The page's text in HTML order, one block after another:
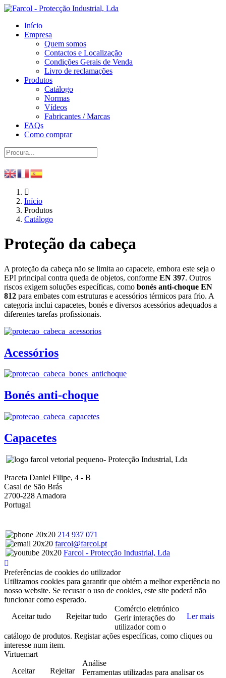
Início
Empresa
Quem somos
Contactos e Localização
Condições Gerais de Venda
Livro de reclamações
Produtos
Catálogo
Normas
Vídeos
Fabricantes / Marcas
FAQs
Como comprar
Início
Produtos
Catálogo
Proteção da cabeça
A proteção da cabeça não se limita ao capacete, embora este seja o
EPI principal contra queda de objetos, conforme EN 397. Outros
riscos exigem soluções específicas, como bonés anti‑choque EN
812 para embates com estruturas e acessórios térmicos para frio. A
categoria inclui capacetes, bonés e diversos acessórios adequados a
diferentes tarefas profissionais.
Acessórios
Bonés anti-choque
Capacetes
- Protecção Industrial, Lda
Praceta Daniel Filipe, 4 - B
Casal de São Brás
2700-228 Amadora
Portugal
214 937 071
farcol@farcol.pt
Farcol - Protecção Industrial, Lda
Preferências de cookies do utilizador
Utilizamos cookies para garantir que obtém a melhor experiência no
nosso website. Se recusar o uso de cookies, este site poderá não
funcionar como esperado.
Aceitar tudo
Rejeitar tudo Ler mais
Comércio eletrónico
Gerir interações do
utilizador com o
catálogo de produtos. Registar ações específicas, como cliques ou
interesse num item.
Virtuemart
Aceitar
Rejeitar
Análise
Ferramentas utilizadas para analisar os